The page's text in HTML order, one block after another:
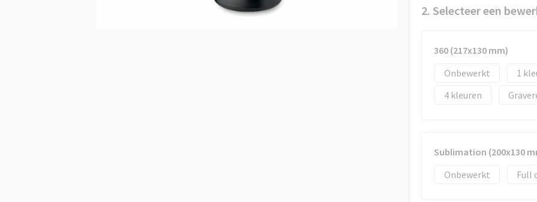
2. Selecteer een
360 (217x130 mm)
Onbewerkt
1
4
Sublimation (200x130
Onbewerkt
Full